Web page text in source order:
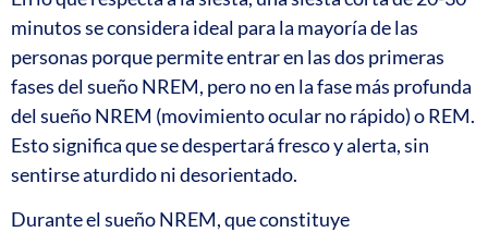
minutos se considera ideal para la mayoría de las
personas porque permite entrar en las dos primeras
fases del sueño NREM, pero no en la fase más profunda
del sueño NREM (movimiento ocular no rápido) o REM.
Esto significa que se despertará fresco y alerta, sin
sentirse aturdido ni desorientado.
Durante el sueño NREM, que constituye